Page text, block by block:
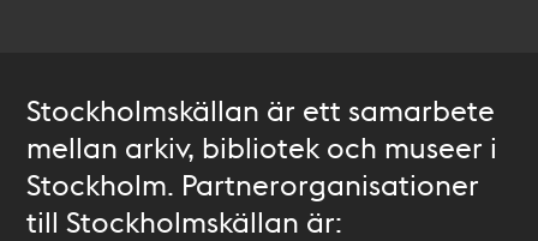
Stockholmskällan är ett samarbete
mellan arkiv, bibliotek och museer i
Stockholm. Partnerorganisationer
till Stockholmskällan är: